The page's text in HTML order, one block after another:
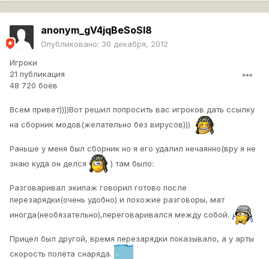
anonym_gV4jqBeSoSl8
Опубликовано: 30 декабря, 2012
Игроки
21 публикация
48 720 боёв
Всем привет))))Вот решил попросить вас игроков дать ссылку
на сборник модов(желательно без вирусов)))
Раньше у меня был сборник но я его удалил нечаянно(вру я не
знаю куда он делся
) там было:
Разговаривал экипаж говорил готово после
перезарядки(очень удобно) и похожие разговоры, мат
иногда(необязательно),переговаривался между собой.
Прицел был другой, время перезарядки показывало, а у арты
скорость полёта снаряда.